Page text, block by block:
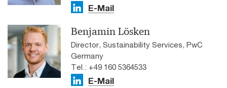
E-Mail
Benjamin Lösken
Director, Sustainability Services, PwC
Germany
Tel.: +49 160 5364533
E-Mail